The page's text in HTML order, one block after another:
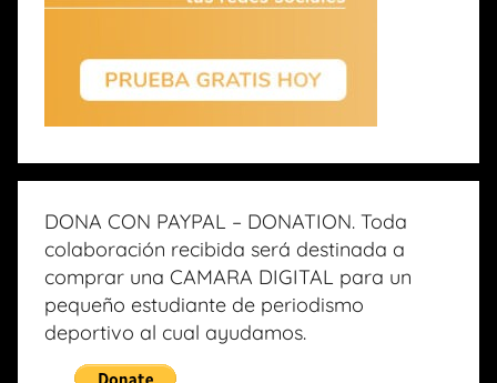
DONA CON PAYPAL – DONATION. Toda
colaboración recibida será destinada a
comprar una CAMARA DIGITAL para un
pequeño estudiante de periodismo
deportivo al cual ayudamos.